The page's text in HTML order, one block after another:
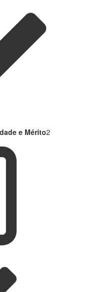
e Mérito2